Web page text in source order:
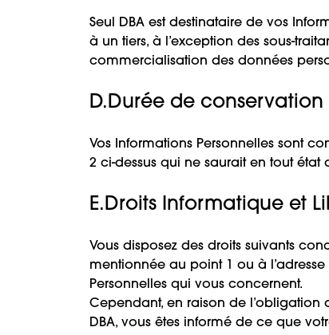
Seul DBA est destinataire de vos
à un tiers, à l’exception des sous-
commercialisation des données
D.Durée de conservation
Vos Informations Personnelles sont
2 ci-dessus qui ne saurait en tout état
E.Droits Informatique et
Vous disposez des droits suivants
mentionnée au point 1 ou à
Personnelles qui vous concernent.
Cependant, en raison de
DBA, vous êtes informé de ce que